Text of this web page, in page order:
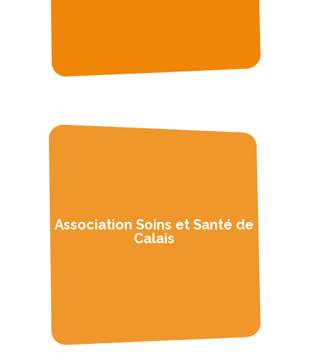
Association Soins et Santé de
Calais
U